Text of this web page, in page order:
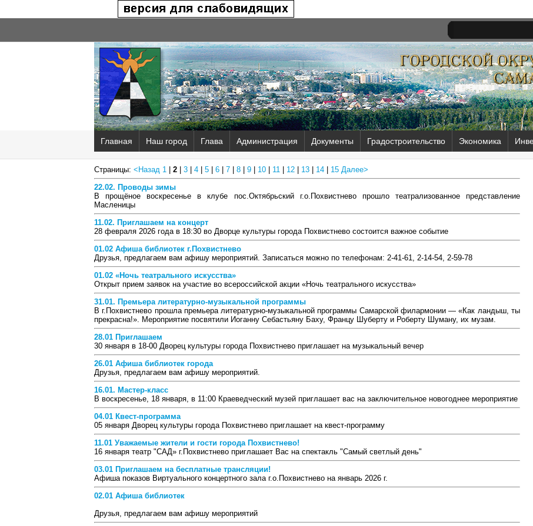
Главная Наш город Глава Администрация Документы Градостроительство Экономика
Страницы: <Назад 1 2 3 4 5 6 7 8 9 10 11 12 13 14 15 Далее>
22.02. Проводы зимы
В прощёное воскресенье в клубе пос.Октябрьский г.о.Похвистнево прошло театрализованное представление
Масленицы
11.02. Приглашаем на концерт
28 февраля 2026 года в 18:30 во Дворце культуры города Похвистнево состоится важное событие
01.02 Афиша библиотек г.Похвистнево
Друзья, предлагаем вам афишу мероприятий. Записаться можно по телефонам: 2-41-61, 2-14-54, 2-59-78
01.02 «Ночь театрального искусства»
Открыт прием заявок на участие во всероссийской акции «Ночь театрального искусства»
31.01. Премьера литературно-музыкальной программы
В г.Похвистнево прошла премьера литературно-музыкальной программы Самарской филармонии — «Как ландыш, ты
прекрасна!». Мероприятие посвятили Иоганну Себастьяну Баху, Францу Шуберту и Роберту Шуману, их музам.
28.01 Приглашаем
30 января в 18-00 Дворец культуры города Похвистнево приглашает на музыкальный вечер
26.01 Афиша библиотек города
Друзья, предлагаем вам афишу мероприятий.
16.01. Мастер-класс
В воскресенье, 18 января, в 11:00 Краеведческий музей приглашает вас на заключительное новогоднее мероприятие
04.01 Квест-программа
05 января Дворец культуры города Похвистнево приглашает на квест-программу
11.01 Уважаемые жители и гости города Похвистнево!
16 января театр "САД» г.Похвистнево приглашает Вас на спектакль "Самый светлый день"
03.01 Приглашаем на бесплатные трансляции!
Афиша показов Виртуального концертного зала г.о.Похвистнево на январь 2026 г.
02.01 Афиша библиотек
Друзья, предлагаем вам афишу мероприятий